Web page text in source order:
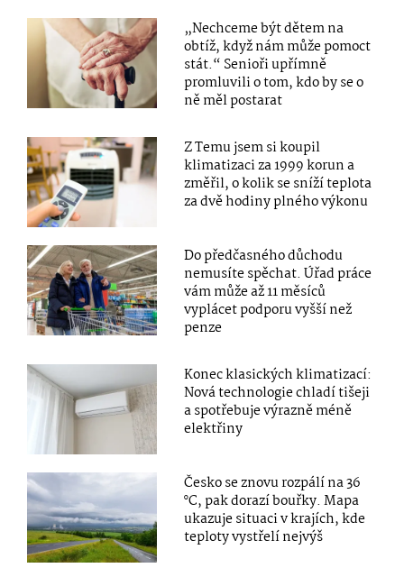
„Nechceme být dětem na
obtíž, když nám může pomoct
stát.“ Senioři upřímně
promluvili o tom, kdo by se o
ně měl postarat
Z Temu jsem si koupil
klimatizaci za 1999 korun a
změřil, o kolik se sníží teplota
za dvě hodiny plného výkonu
Do předčasného důchodu
nemusíte spěchat. Úřad práce
vám může až 11 měsíců
vyplácet podporu vyšší než
penze
Konec klasických klimatizací:
Nová technologie chladí tišeji
a spotřebuje výrazně méně
elektřiny
Česko se znovu rozpálí na 36
°C, pak dorazí bouřky. Mapa
ukazuje situaci v krajích, kde
teploty vystřelí nejvýš